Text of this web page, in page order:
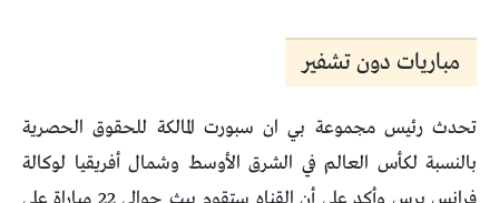
مباريات دون تشفير
تحدث رئيس مجموعة بي ان سبورت المالكة للحقوق الحصرية
بالنسبة لكأس العالم في الشرق الأوسط وشمال أفريقيا لوكالة